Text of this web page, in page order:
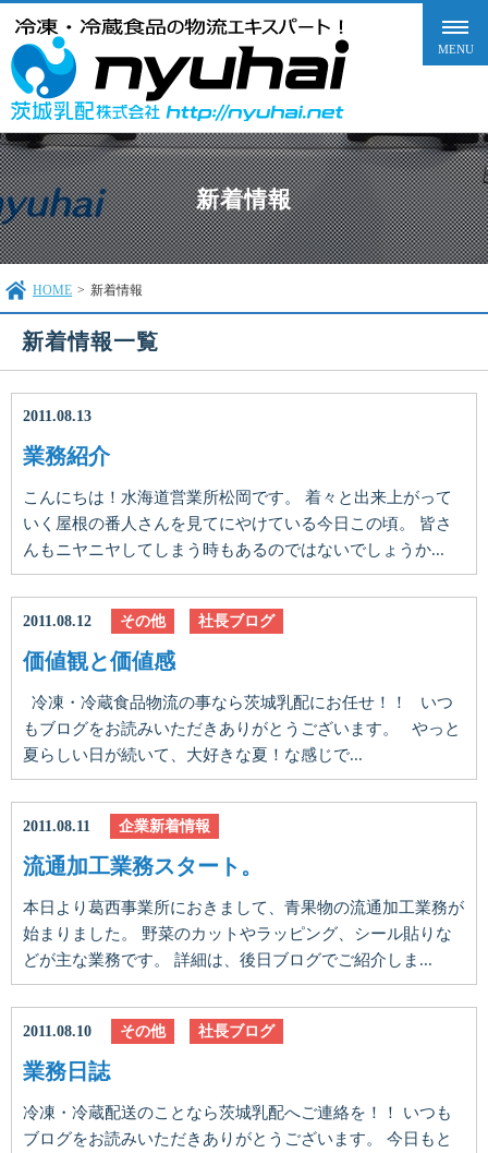
新着情報
HOME > 新着情報
新着情報一覧
2011.08.13
業務紹介
こんにちは！水海道営業所松岡です。 着々と出来上がって
いく屋根の番人さんを見てにやけている今日この頃。 皆さ
んもニヤニヤしてしまう時もあるのではないでしょうか...
2011.08.12 その他 社長ブログ
価値観と価値感
冷凍・冷蔵食品物流の事なら茨城乳配にお任せ！！ いつ
もブログをお読みいただきありがとうございます。 やっと
夏らしい日が続いて、大好きな夏！な感じで...
2011.08.11 企業新着情報
流通加工業務スタート。
本日より葛西事業所におきまして、青果物の流通加工業務が
始まりました。 野菜のカットやラッピング、シール貼りな
どが主な業務です。 詳細は、後日ブログでご紹介しま...
2011.08.10 その他 社長ブログ
業務日誌
冷凍・冷蔵配送のことなら茨城乳配へご連絡を！！ いつも
ブログをお読みいただきありがとうございます。 今日もと